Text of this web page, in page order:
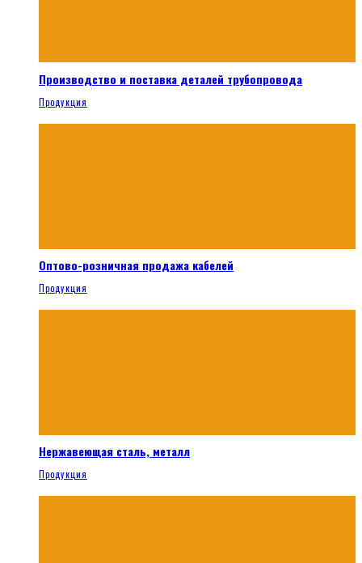
Производство и поставка деталей трубопровода
Продукция
Оптово-розничная продажа кабелей
Продукция
Нержавеющая сталь, металл
Продукция